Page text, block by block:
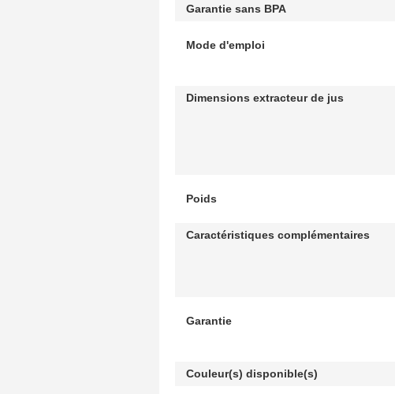
Garantie sans BPA
Mode d'emploi
Dimensions extracteur de jus
Poids
Caractéristiques complémentaires
Garantie
Couleur(s) disponible(s)